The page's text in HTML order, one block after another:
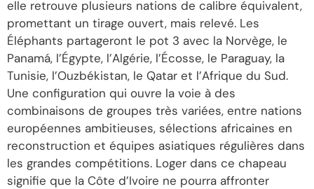
elle retrouve plusieurs nations de calibre équivalent,
promettant un tirage ouvert, mais relevé. Les
Éléphants partageront le pot 3 avec la Norvège, le
Panamá, l’Égypte, l’Algérie, l’Écosse, le Paraguay, la
Tunisie, l’Ouzbékistan, le Qatar et l’Afrique du Sud.
Une configuration qui ouvre la voie à des
combinaisons de groupes très variées, entre nations
européennes ambitieuses, sélections africaines en
reconstruction et équipes asiatiques régulières dans
les grandes compétitions. Loger dans ce chapeau
signifie que la Côte d’Ivoire ne pourra affronter